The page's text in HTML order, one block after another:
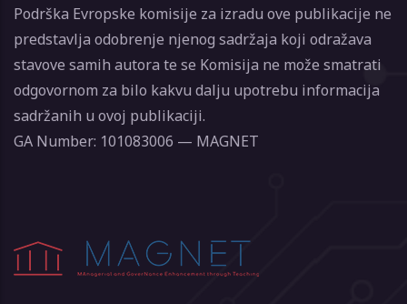
Podrška Evropske komisije za izradu ove publikacije ne
predstavlja odobrenje njenog sadržaja koji odražava
stavove samih autora te se Komisija ne može smatrati
odgovornom za bilo kakvu dalju upotrebu informacija
sadržanih u ovoj publikaciji.
GA Number: 101083006 — MAGNET